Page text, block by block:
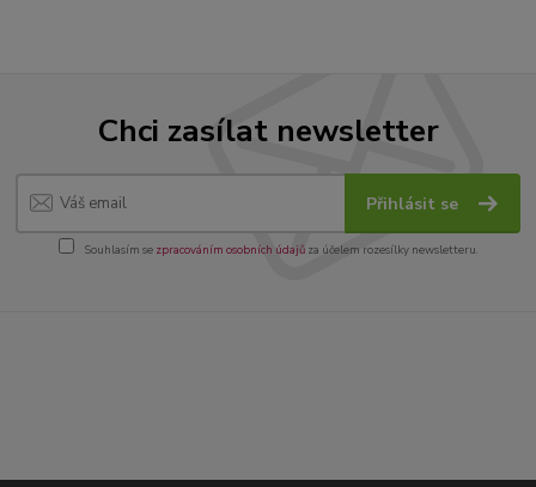
Chci zasílat newsletter
Přihlásit se
Souhlasím se zpracováním osobních údajůza účelem rozesílky newsletteru.